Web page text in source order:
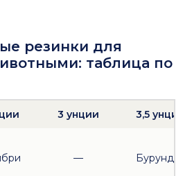
резинки для
таблица по
3 унции 3,5 унции
— Бурундук